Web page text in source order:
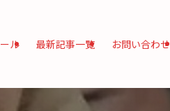
ル 最新記事一覧 お問い合わせ